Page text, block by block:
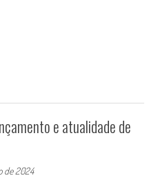
e atualidade de
de 2024